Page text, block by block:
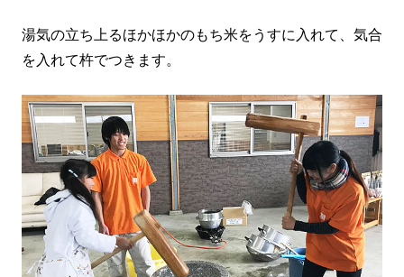
湯気の立ち上るほかほかのもち米をうすに入れて、気合
を入れて杵でつきます。